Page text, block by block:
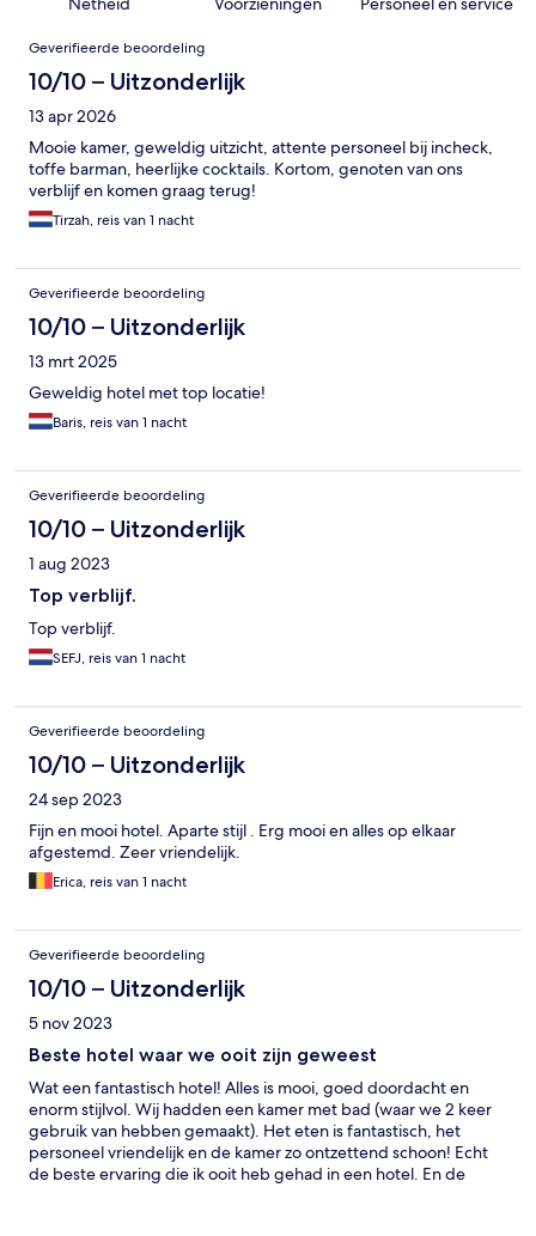
Beoordelingen
Geverifieerde beoordeling
10/10 – Uitzonderlijk
13 apr 2026
Mooie kamer, geweldig uitzicht, attente personeel bij incheck,
toffe barman, heerlijke cocktails. Kortom, genoten van ons
verblijf en komen graag terug!
Tirzah, reis van 1 nacht
Geverifieerde beoordeling
10/10 – Uitzonderlijk
13 mrt 2025
Geweldig hotel met top locatie!
Baris, reis van 1 nacht
Geverifieerde beoordeling
10/10 – Uitzonderlijk
1 aug 2023
Top verblijf.
Top verblijf.
SEFJ, reis van 1 nacht
Geverifieerde beoordeling
10/10 – Uitzonderlijk
24 sep 2023
Fijn en mooi hotel. Aparte stijl . Erg mooi en alles op elkaar
afgestemd. Zeer vriendelijk.
Erica, reis van 1 nacht
Geverifieerde beoordeling
10/10 – Uitzonderlijk
5 nov 2023
Beste hotel waar we ooit zijn geweest
Wat een fantastisch hotel! Alles is mooi, goed doordacht en
enorm stijlvol. Wij hadden een kamer met bad (waar we 2 keer
gebruik van hebben gemaakt). Het eten is fantastisch, het
personeel vriendelijk en de kamer zo ontzettend schoon! Echt
de beste ervaring die ik ooit heb gehad in een hotel. En de